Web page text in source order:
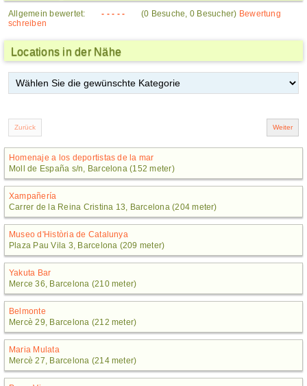
Allgemein bewertet: - - - - - (0 Besuche, 0 Besucher) Bewertung
schreiben
Locations in der Nähe
Homenaje a los deportistas de la mar
Moll de España s/n, Barcelona (152 meter)
Xampañería
Carrer de la Reina Cristina 13, Barcelona (204 meter)
Museo d'Història de Catalunya
Plaza Pau Vila 3, Barcelona (209 meter)
Yakuta Bar
Merce 36, Barcelona (210 meter)
Belmonte
Mercè 29, Barcelona (212 meter)
Maria Mulata
Mercè 27, Barcelona (214 meter)